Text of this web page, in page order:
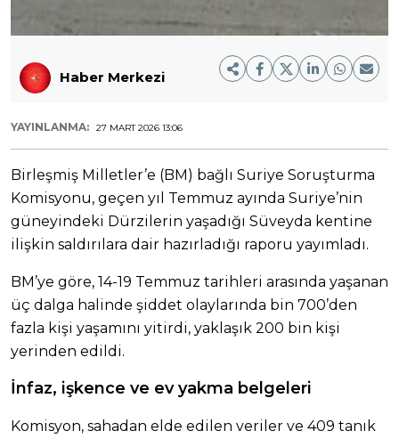
Haber Merkezi
YAYINLANMA: 27 MART 2026 13:06
Birleşmiş Milletler’e (BM) bağlı Suriye Soruşturma
Komisyonu, geçen yıl Temmuz ayında Suriye’nin
güneyindeki Dürzilerin yaşadığı Süveyda kentine
ilişkin saldırılara dair hazırladığı raporu yayımladı.
BM’ye göre, 14-19 Temmuz tarihleri arasında yaşanan
üç dalga halinde şiddet olaylarında bin 700’den
fazla kişi yaşamını yitirdi, yaklaşık 200 bin kişi
yerinden edildi.
İnfaz, işkence ve ev yakma belgeleri
Komisyon, sahadan elde edilen veriler ve 409 tanık